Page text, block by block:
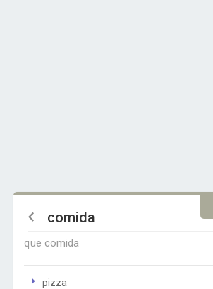
comida
que comida
pizza